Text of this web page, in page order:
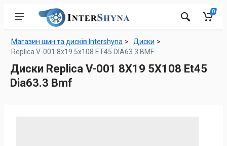
0
Магазин шин та дисків Intershyna
Диски
Replica V-001 8x19 5x108 ET45 DIA63.3 BMF
Диски Replica V-001 8X19 5X108 Et45
Dia63.3 Bmf